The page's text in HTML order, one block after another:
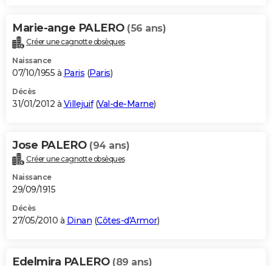
Marie-ange PALERO (56 ans)
Créer une cagnotte obsèques
Naissance
07/10/1955 à Paris (Paris)
Décès
31/01/2012 à Villejuif(Val-de-Marne)
Jose PALERO (94 ans)
Créer une cagnotte obsèques
Naissance
29/09/1915
Décès
27/05/2010 à Dinan (Côtes-d'Armor)
Edelmira PALERO (89 ans)